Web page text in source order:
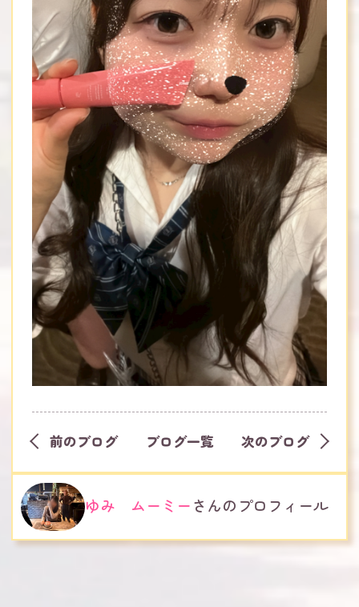
ゆみ ムーミーさんのプロフィール
前のブログ ブログ一覧 次のブログ